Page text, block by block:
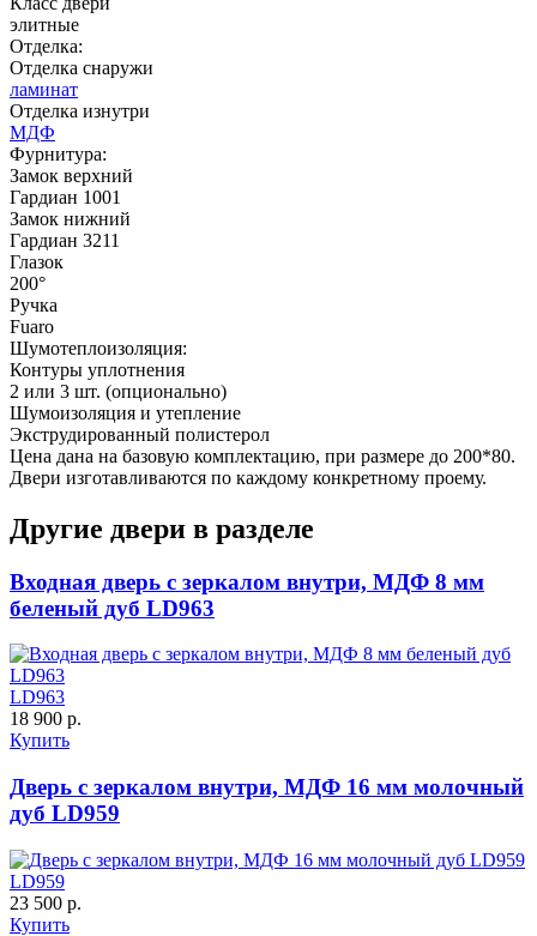
Д-36 46 30
Д-36 С
Д-37 Н
элитные
Отделка:
Отделка снаружи
ламинат
Отделка изнутри
МДФ
Фурнитура:
Замок верхний
Гардиан 1001
Замок нижний
Гардиан 3211
Глазок
200°
Ручка
Fuaro
Шумотеплоизоляция:
Контуры уплотнения
2 или 3 шт. (опционально)
Шумоизоляция и утепление
Экструдированный полистерол
Цена дана на базовую комплектацию, при размере до 200*80.
Двери изготавливаются по каждому конкретному проему.
Другие двери в разделе
Входная дверь с зеркалом внутри, МДФ 8 мм
беленый дуб LD963
LD963
18 900 р.
Купить
Дверь с зеркалом внутри, МДФ 16 мм молочный
дуб LD959
LD959
23 500 р.
Купить